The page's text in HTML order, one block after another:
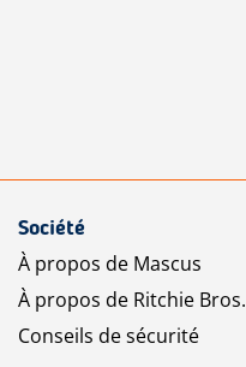
Société
À propos de Mascus
À propos de Ritchie Bros.
Conseils de sécurité